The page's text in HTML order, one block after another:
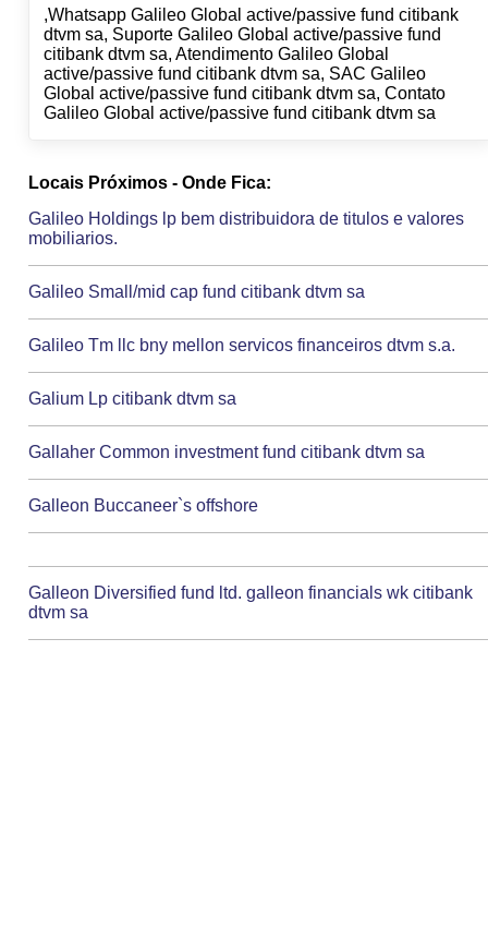
,Whatsapp Galileo Global active/passive fund citibank
dtvm sa, Suporte Galileo Global active/passive fund
citibank dtvm sa, Atendimento Galileo Global
active/passive fund citibank dtvm sa, SAC Galileo
Global active/passive fund citibank dtvm sa, Contato
Galileo Global active/passive fund citibank dtvm sa
Locais Próximos - Onde Fica:
Galileo Holdings lp bem distribuidora de titulos e valores
mobiliarios.
Galileo Small/mid cap fund citibank dtvm sa
Galileo Tm llc bny mellon servicos financeiros dtvm s.a.
Galium Lp citibank dtvm sa
Gallaher Common investment fund citibank dtvm sa
Galleon Buccaneer`s offshore
Galleon Diversified fund ltd. galleon financials wk citibank
dtvm sa